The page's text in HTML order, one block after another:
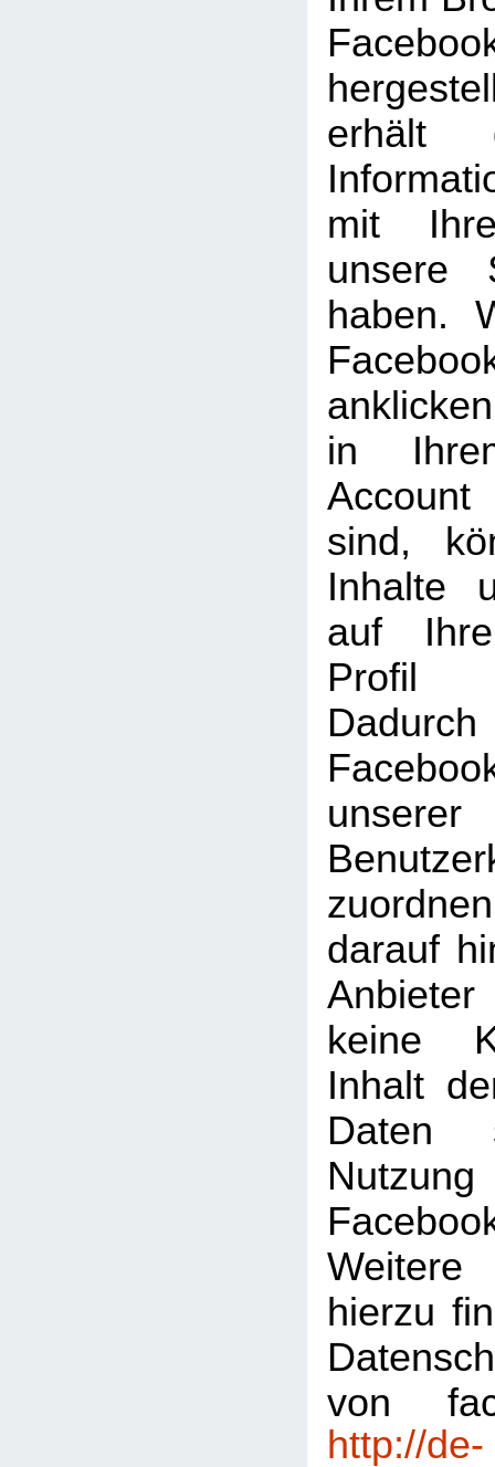
erhält
mit
unsere
haben.
in
sind,
Inhalte
auf
Profil
darauf
keine
Inhalt
Daten
Weitere
hierzu
von
http://de-